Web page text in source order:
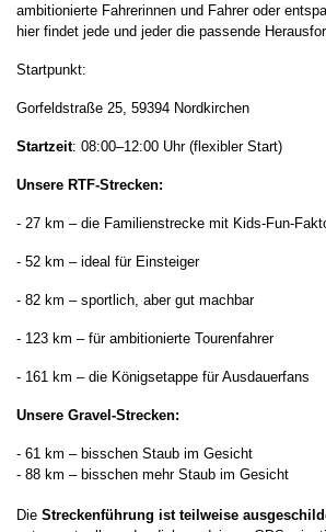
ambitionierte Fahrerinnen und Fahrer oder
hier findet jede und jeder die passende
Startpunkt:
Gorfeldstraße 25, 59394 Nordkirchen
Startzeit: 08:00–12:00 Uhr (flexibler Start)
Unsere RTF-Strecken:
- 27 km – die Familienstrecke mit Kids-Fun-
- 52 km – ideal für Einsteiger
- 82 km – sportlich, aber gut machbar
- 123 km – für ambitionierte Tourenfahrer
- 161 km – die Königsetappe für Ausdauerfans
Unsere Gravel-Strecken:
- 61 km – bisschen Staub im Gesicht
- 88 km – bisschen mehr Staub im Gesicht
Die Streckenführung ist teilweise